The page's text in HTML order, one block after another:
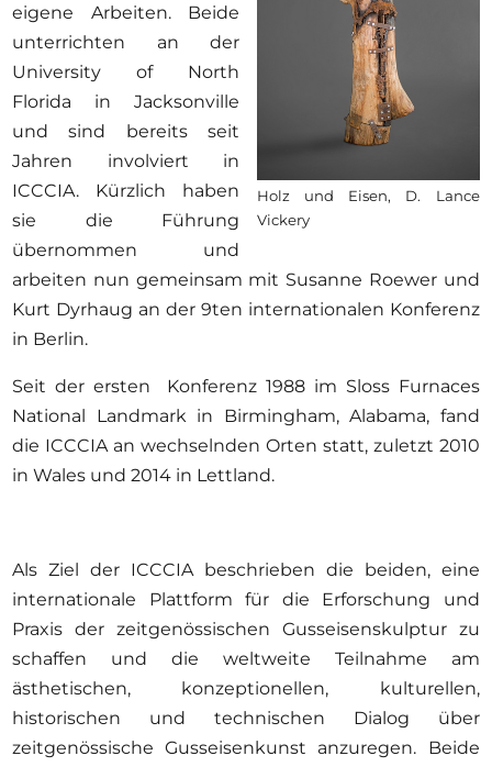
Holz und Eisen, D. Lance
Vickery
eigene Arbeiten. Beide
unterrichten an der
University of North
Florida in Jacksonville
und sind bereits seit
Jahren involviert in
ICCCIA. Kürzlich haben
sie die Führung
übernommen und
arbeiten nun gemeinsam mit Susanne Roewer und
Kurt Dyrhaug an der 9ten internationalen Konferenz
in Berlin.
Seit der ersten Konferenz 1988 im Sloss Furnaces
National Landmark in Birmingham, Alabama, fand
die ICCCIA an wechselnden Orten statt, zuletzt 2010
in Wales und 2014 in Lettland.
Als Ziel der ICCCIA beschrieben die beiden, eine
internationale Plattform für die Erforschung und
Praxis der zeitgenössischen Gusseisenskulptur zu
schaffen und die weltweite Teilnahme am
ästhetischen, konzeptionellen, kulturellen,
historischen und technischen Dialog über
zeitgenössische Gusseisenkunst anzuregen. Beide